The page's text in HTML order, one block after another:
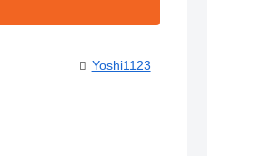
Yoshi1123